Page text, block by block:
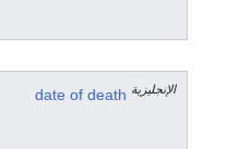
date of death الإنجليزية